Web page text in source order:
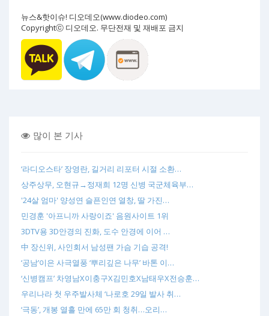
뉴스&핫이슈! 디오데오(www.diodeo.com)
Copyrightⓒ 디오데오. 무단전재 및 재배포 금지
많이 본 기사
‘라디오스타’ 장영란, 길거리 리포터 시절 소환…
상주상무, 오현규→정재희 12명 신병 국군체육부…
'24살 엄마' 양성연 슬픈인연 열창, 딸 가진…
민경훈 '아프니까 사랑이죠' 음원사이트 1위
3DTV용 3D안경의 진화, 도수 안경에 이어 …
中 장신위, 사인회서 남성팬 가슴 기습 공격!
‘공남’이은 사극열풍 ‘뿌리깊은 나무’ 바톤 이…
‘신병캠프’ 차영남X이충구X김민호X남태우X전승훈…
우리나라 첫 우주발사체 ‘나로호 29일 발사 취…
‘극동’, 개봉 열흘 만에 65만 회 청취…오리…